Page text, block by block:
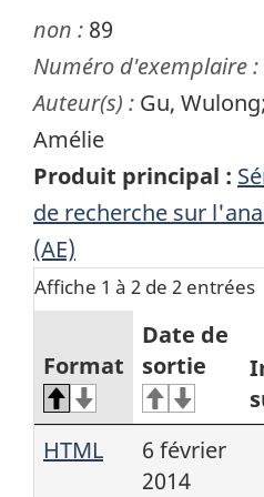
non : 89
Numéro d'exemplaire :
Auteur(s) : Gu,
Amélie
Produit principal :
de recherche sur
(AE)
Affiche 1 à 2 de 2 entrées
Format
Date de
sortie
HTML
6 février
2014